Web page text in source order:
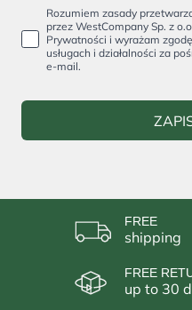
Rozumiem zasady
przez WestCompany Sp. z
Prywatności i wyrażam
usługach i działalności za
e-mail.
FREE
shipping
FREE
up to 30